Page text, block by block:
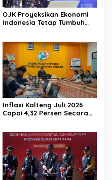
OJK Proyeksikan Ekonomi
Indonesia Tetap Tumbuh
Inflasi Kalteng Juli 2026
Capai 4,32 Persen Secara